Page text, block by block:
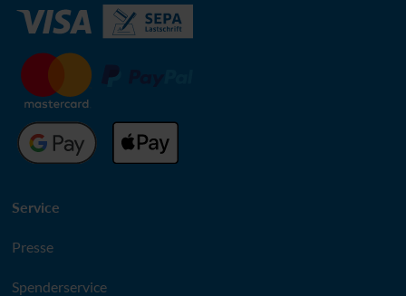
Service
Presse
Spenderservice